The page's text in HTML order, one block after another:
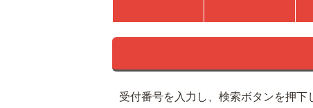
受付番号を入力し、検索ボタンを押下